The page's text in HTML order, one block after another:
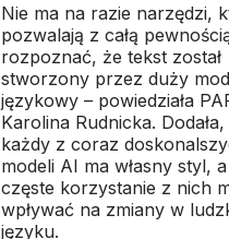
Nie ma na razie narzędzi,
pozwalają z całą
rozpoznać, że tekst został
stworzony przez duży
językowy – powiedziała
Karolina Rudnicka. Dodała,
każdy z coraz
modeli AI ma własny styl, a
częste korzystanie z nich
wpływać na zmiany w
języku.